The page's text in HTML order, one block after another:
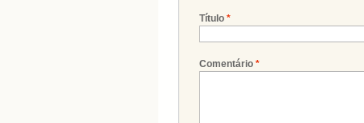
*
Título
*
Comentário